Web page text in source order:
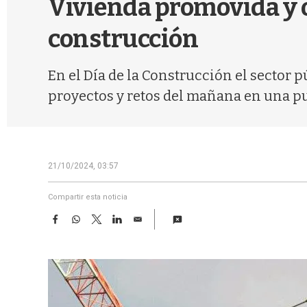
Vivienda promovida y
construcción
En el Día de la Construcción el sector
proyectos y retos del mañana en una
21/10/2024, 03:57
Compartir esta noticia
F
e
b
o
W
t
s
A
p
T
w
t
t
e
r
L
k
I
E
i